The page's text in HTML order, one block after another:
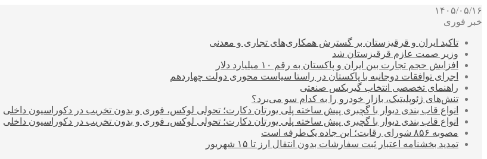
۱۴۰۵/۰۵/۱۶
خبر فوری
تاکید ایران و قرقیزستان بر گسترش همکاری‌های تجاری و معدنی
وزیر صمت عازم قرقیزستان شد
افزایش حجم تجارت بین ایران و پاکستان به رقم ۱۰ میلیارد دلار
اجرای توافقات دوجانبه با پاکستان در راستا سیاست محوری دولت چهاردهم
راهنمای تخصصی انتخاب گیربکس صنعتی
تنش‌های ژئوپلیتیک، بازار خودرو را به کدام سو می‌برد؟
انواع قاب بندی دیوار با گچبری پیش ساخته پلی یورتان دکارت؛ تحولی لوکس، فوری و بدون تخریب در دکوراسیون داخلی
انواع قاب بندی دیوار با گچبری پیش ساخته پلی یورتان دکارت؛ تحولی لوکس، فوری و بدون تخریب در دکوراسیون داخلی
مصوبه ۸۵۶ شورای رقابت؛ این جاده یک‌طرفه است
تمدید بخشنامه اعتبار ثبت سفارشات بدون انتقال ارز تا ۱۵ شهریور